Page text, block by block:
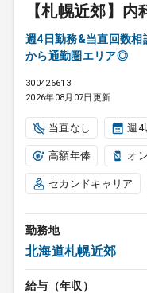
【札幌近郊】
週4日勤務&当直回数
から通勤圏エリア◎
300426613
2026年08月07日更新
当直なし 週4
高額年俸 オ
セカンドキャリア
勤務地
北海道札幌近郊
給与（年収）